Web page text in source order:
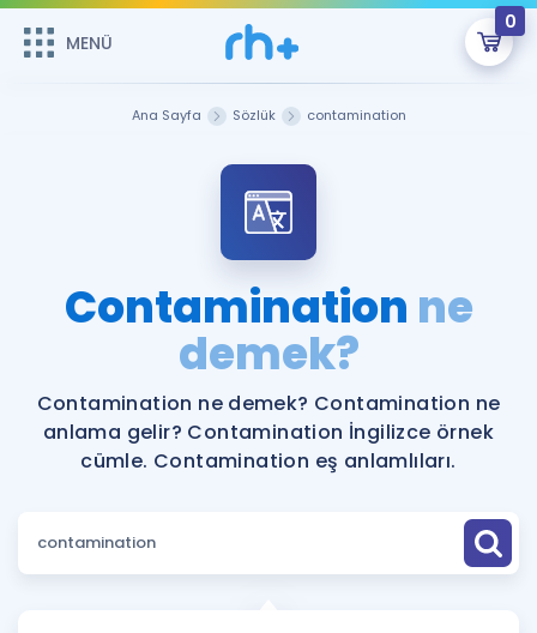
MENÜ
0
Şifremi Hatırlamıyorum
Sepetin Şu An Boş.
Remzi Hoca ile seni sınava hazırlayacak onlarca eğitim seni
bekliyor!
MENÜ
Katılımcı Görüşleri
Faydalı Araçlar
Ücretsiz Kaynaklar
İngilizce Gramer
Ana Sayfa Sözlük contamination
Contamination ne
demek?
Contamination ne demek? Contamination ne
anlama gelir? Contamination İngilizce örnek
cümle. Contamination eş anlamlıları.